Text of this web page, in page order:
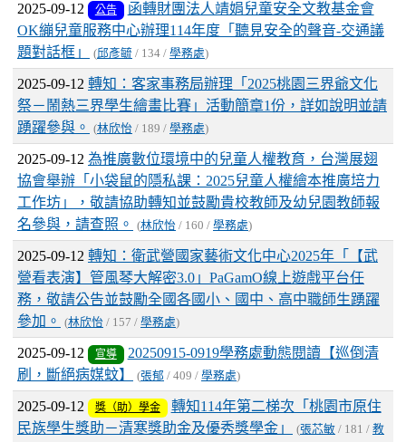
2025-09-12 公告
函轉財團法人靖娟兒童安全文教基金會
OK繃兒童服務中心辦理114年度「聽見安全的聲音-交通議
題對話框」
(邱彥毓 / 134 / 學務處)
2025-09-12 轉知：客家事務局辦理「2025桃園三界爺文化
祭－鬧熱三界學生繪畫比賽」活動簡章1份，詳如說明並請
踴躍參與。
(林欣怡 / 189 / 學務處)
2025-09-12 為推廣數位環境中的兒童人權教育，台灣展翅
協會舉辦「小袋鼠的隱私課：2025兒童人權繪本推廣培力
工作坊」，敬請協助轉知並鼓勵貴校教師及幼兒園教師報
名參與，請查照。
(林欣怡 / 160 / 學務處)
2025-09-12 轉知：衛武營國家藝術文化中心2025年「【武
營看表演】管風琴大解密3.0」PaGamO線上遊戲平台任
務，敬請公告並鼓勵全國各國小、國中、高中職師生踴躍
參加。
(林欣怡 / 157 / 學務處)
2025-09-12 宣導
20250915-0919學務處動態閱讀【巡倒清
刷，斷絕病媒蚊】
(張郁 / 409 / 學務處)
2025-09-12 獎（助）學金
轉知114年第二梯次「桃園市原住
民族學生獎助－清寒獎助金及優秀獎學金」
(張芯敏 / 181 / 教